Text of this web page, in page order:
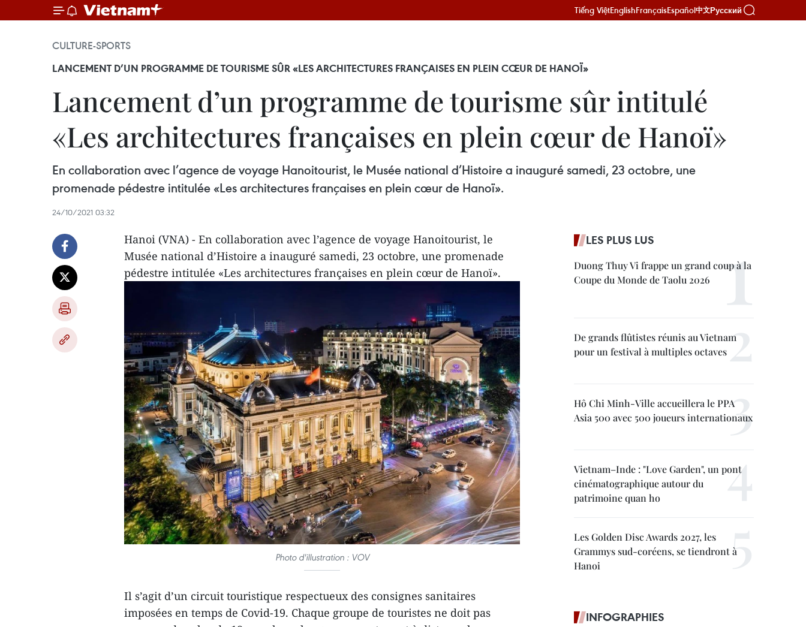
Tiếng ViệtEnglishFrançaisEspañol中文Русский
CULTURE-SPORTS
LANCEMENT D’UN PROGRAMME DE TOURISME SÛR «LES ARCHITECTURES FRANÇAISES EN PLEIN CŒUR DE HANOÏ»
Lancement d’un programme de tourisme sûr intitulé
«Les architectures françaises en plein cœur de Hanoï»
En collaboration avec l’agence de voyage Hanoitourist, le Musée national d’Histoire a inauguré samedi, 23 octobre, une
promenade pédestre intitulée «Les architectures françaises en plein cœur de Hanoï».
24/10/2021 03:32
Hanoi (VNA) - En collaboration avec l’agence de voyage Hanoitourist, le
Musée national d’Histoire a inauguré samedi, 23 octobre, une promenade
pédestre intitulée «Les architectures françaises en plein cœur de Hanoï».
Photo d'illustration : VOV
Il s’agit d’un circuit touristique respectueux des consignes sanitaires
imposées en temps de Covid-19. Chaque groupe de touristes ne doit pas
LES PLUS LUS
Duong Thuy Vi frappe un grand coup à la
Coupe du Monde de Taolu 2026
De grands flûtistes réunis au Vietnam
pour un festival à multiples octaves
Hô Chi Minh-Ville accueillera le PPA
Asia 500 avec 500 joueurs internationaux
Vietnam–Inde : "Love Garden", un pont
cinématographique autour du
patrimoine quan ho
Les Golden Disc Awards 2027, les
Grammys sud-coréens, se tiendront à
Hanoi
INFOGRAPHIES